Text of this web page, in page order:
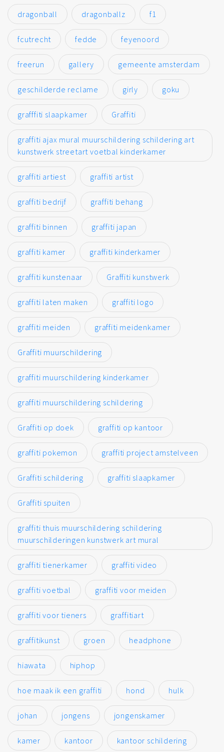
dragonball dragonballz f1
fcutrecht fedde feyenoord
freerun gallery gemeente amsterdam
geschilderde reclame girly goku
grafffiti slaapkamer Graffiti
graffiti ajax mural muurschildering schildering art
kunstwerk streetart voetbal kinderkamer
graffiti artiest graffiti artist
graffiti bedrijf graffiti behang
graffiti binnen graffiti japan
graffiti kamer graffiti kinderkamer
graffiti kunstenaar Graffiti kunstwerk
graffiti laten maken graffiti logo
graffiti meiden graffiti meidenkamer
Graffiti muurschildering
graffiti muurschildering kinderkamer
graffiti muurschildering schildering
Graffiti op doek graffiti op kantoor
graffiti pokemon graffiti project amstelveen
Graffiti schildering graffiti slaapkamer
Graffiti spuiten
graffiti thuis muurschildering schildering
muurschilderingen kunstwerk art mural
graffiti tienerkamer graffiti video
graffiti voetbal graffiti voor meiden
graffiti voor tieners graffitiart
graffitikunst groen headphone
hiawata hiphop
hoe maak ik een graffiti hond hulk
johan jongens jongenskamer
kamer kantoor kantoor schildering